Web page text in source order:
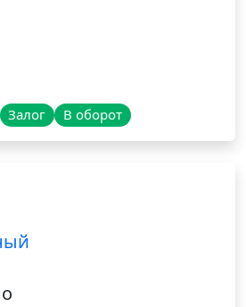
Залог В оборот